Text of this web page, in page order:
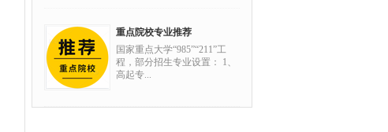
重点院校专业推荐
国家重点大学“985”“211”工
程，部分招生专业设置： 1、
高起专...